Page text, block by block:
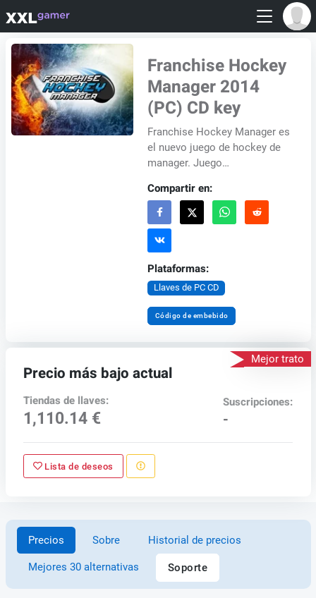
Franchise Hockey
Manager 2014
(PC) CD key
Franchise Hockey Manager es
el nuevo juego de hockey de
manager. Juego
control absorbente y
personalizable del hockey en
el...
Compartir en:
Plataformas:
Llaves de PC CD
Código de embebido
Mejor trato
Precio más bajo actual
Tiendas de llaves:
1,110.14 €
Suscripciones:
-
Lista de deseos
Precios Sobre Historial de precios
Mejores 30 alternativas Soporte